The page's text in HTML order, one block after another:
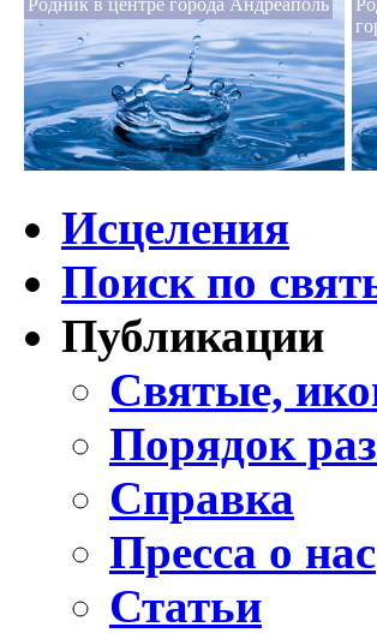
Родник в центре города Андреаполь
Исцеления
Поиск по
Публикации
Святые,
Порядок
Справка
Пресса о нас
Статьи